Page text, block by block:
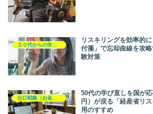
リスキリングを効率的
付箋」で忘却曲線を攻
験対策
50代の学び直しを国が
円）が戻る「経産省リ
用のすすめ